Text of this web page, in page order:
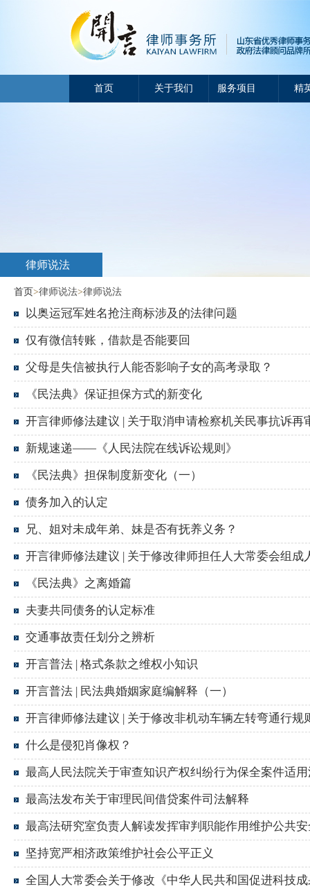
首页 关于我们 服务项目 精
律师说法
首页>律师说法>律师说法
以奥运冠军姓名抢注商标涉及的法律问题
仅有微信转账，借款是否能要回
父母是失信被执行人能否影响子女的高考录取？
《民法典》保证担保方式的新变化
开言律师修法建议 | 关于取消申请检察机关民事抗诉再
新规速递——《人民法院在线诉讼规则》
《民法典》担保制度新变化（一）
债务加入的认定
兄、姐对未成年弟、妹是否有抚养义务？
开言律师修法建议 | 关于修改律师担任人大常委会组成
《民法典》之离婚篇
夫妻共同债务的认定标准
交通事故责任划分之辨析
开言普法 | 格式条款之维权小知识
开言普法 | 民法典婚姻家庭编解释（一）
开言律师修法建议 | 关于修改非机动车辆左转弯通行规
什么是侵犯肖像权？
最高人民法院关于审查知识产权纠纷行为保全案件适
最高法发布关于审理民间借贷案件司法解释
最高法研究室负责人解读发挥审判职能作用维护公共
坚持宽严相济政策维护社会公平正义
全国人大常委会关于修改《中华人民共和国促进科技